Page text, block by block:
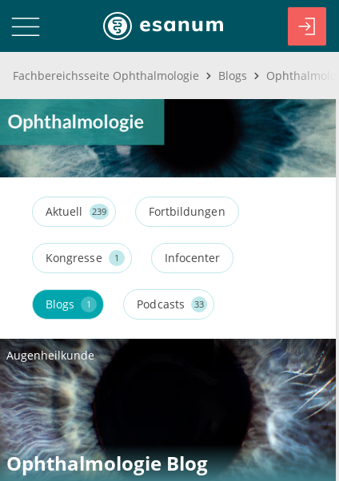
Fachbereichsseite Ophthalmologie Blogs
Aktuell 239 Fortbildungen
Kongresse 1 Infocenter
Blogs 1 Podcasts 33
Augenheilkunde
Ophthalmologie Blog